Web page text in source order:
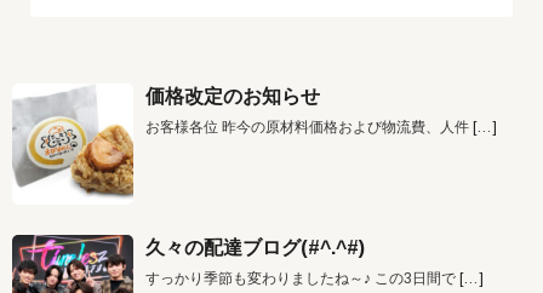
価格改定のお知らせ
お客様各位 昨今の原材料価格および物流費、人件 […]
久々の配達ブログ(#^.^#)
すっかり季節も変わりましたね～♪ この3日間で […]